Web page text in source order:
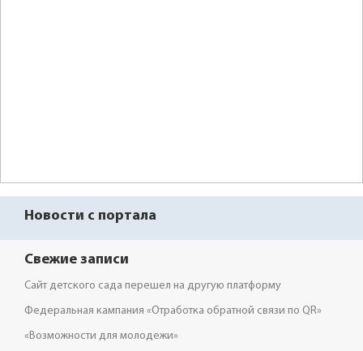
Новости с портала
Свежие записи
Сайт детского сада перешел на другую платформу
Федеральная кампания «Отработка обратной связи по QR»
«Возможности для молодежи»